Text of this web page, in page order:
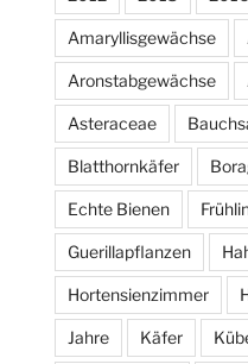
Amaryllisgewächse
Aronstabgewächse
Asteraceae
Blatthornkäfer
Echte Bienen
Guerillapflanzen
Hortensienzimmer
Jahre Käfer